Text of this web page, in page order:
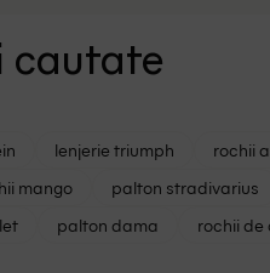
cautate
lenjerie triumph rochii
mango palton stradivarius
palton dama rochii de